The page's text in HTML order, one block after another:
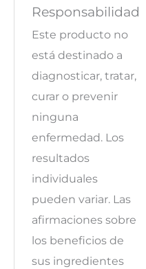
Responsabilidad
Este producto no
está destinado a
diagnosticar, tratar,
curar o prevenir
ninguna
enfermedad. Los
resultados
individuales
pueden variar. Las
afirmaciones sobre
los beneficios de
sus ingredientes